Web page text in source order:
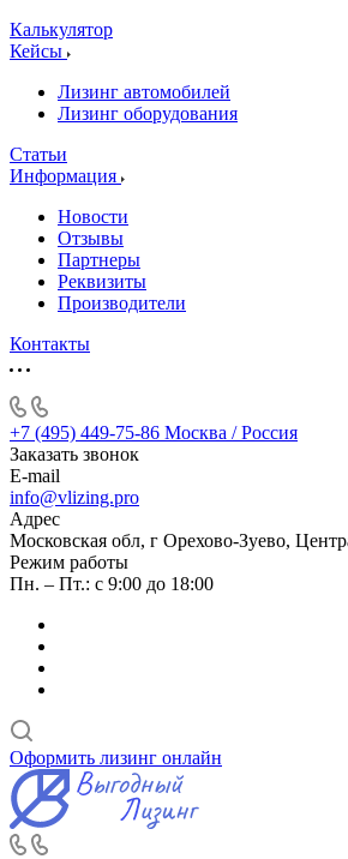
Калькулятор
Кейсы
Лизинг автомобилей
Лизинг оборудования
Статьи
Информация
Новости
Отзывы
Партнеры
Реквизиты
Производители
Контакты
+7 (495) 449-75-86 Москва / Россия
Заказать звонок
E-mail
info@vlizing.pro
Адрес
Московская обл, г Орехово-Зуево,
Режим работы
Пн. – Пт.: с 9:00 до 18:00
Оформить лизинг онлайн